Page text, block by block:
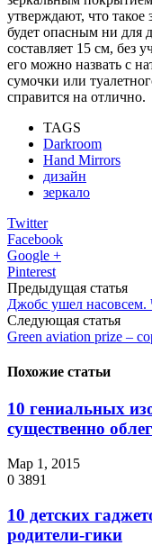
утверждают, что такое
будет опасным ни для
составляет 15 см, без
его можно назвать с
сумочки или
справится на отлично.
TAGS
Darkroom
Hand Mirrors
дизайн
зеркало
Twitter
Facebook
Google +
Pinterest
Предыдущая статья
Джобс ушел насовсем.
Следующая статья
Green aviation prize –
Похожие статьи
10 гениальных
существенно
Мар 1, 2015
0 3891
10 детских
родители-гики